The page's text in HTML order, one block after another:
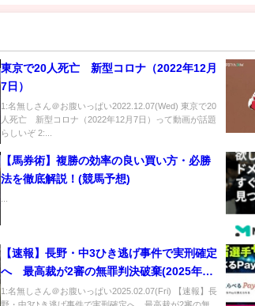
東京で20人死亡 新型コロナ（2022年12月
7日）
1:名無しさん＠お腹いっぱい2022.12.07(Wed) 東京で20
人死亡 新型コロナ（2022年12月7日）って動画が話題
らしいぞ 2:...
【馬券術】複勝の効率の良い買い方・必勝
法を徹底解説！(競馬予想)
【速報】長野・中3ひき逃げ事件で実刑確定
へ 最高裁が2審の無罪判決破棄(2025年2
月7日)
1:名無しさん＠お腹いっぱい2025.02.07(Fri) 【速報】長